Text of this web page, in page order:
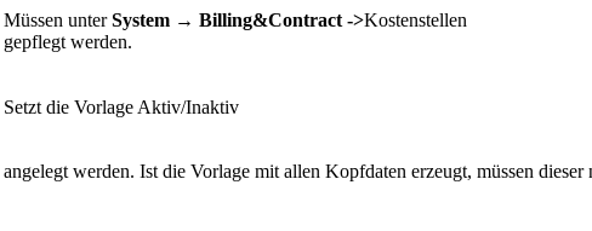
Müssen unterSystem → Billing&Contract ->Kostenstellen
gepflegt werden.
Setzt die Vorlage Aktiv/Inaktiv
angelegt werden. Ist die Vorlage mit allen Kopfdaten erzeugt, müssen dieser